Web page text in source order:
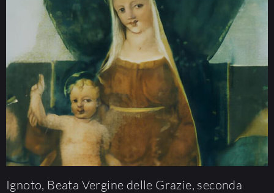
Ignoto, Beata Vergine delle Grazie, seconda